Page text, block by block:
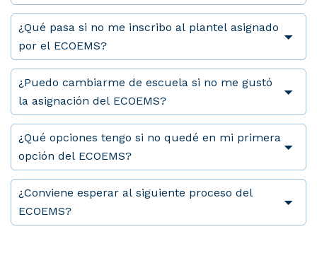
¿Qué pasa si no me inscribo al plantel asignado
por el ECOEMS?
¿Puedo cambiarme de escuela si no me gustó
la asignación del ECOEMS?
¿Qué opciones tengo si no quedé en mi primera
opción del ECOEMS?
¿Conviene esperar al siguiente proceso del
ECOEMS?